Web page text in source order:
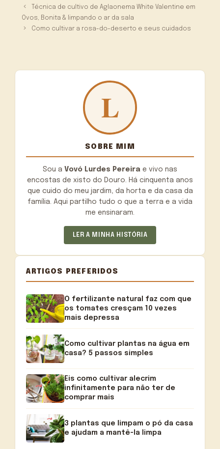
Técnica de cultivo de Aglaonema White Valentine em
Ovos, Bonita & limpando o ar da sala
Como cultivar a rosa-do-deserto e seus cuidados
SOBRE MIM
Sou a Vovó Lurdes Pereira e vivo nas
encostas de xisto do Douro. Há cinquenta anos
que cuido do meu jardim, da horta e da casa da
família. Aqui partilho tudo o que a terra e a vida
me ensinaram.
LER A MINHA HISTÓRIA
ARTIGOS PREFERIDOS
O fertilizante natural faz com que
os tomates cresçam 10 vezes
mais depressa
Como cultivar plantas na água em
casa? 5 passos simples
Eis como cultivar alecrim
infinitamente para não ter de
comprar mais
3 plantas que limpam o pó da casa
e ajudam a mantê-la limpa